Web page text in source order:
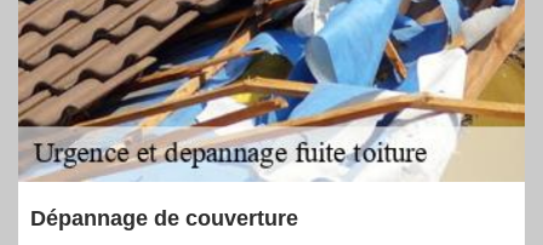
Dépannage de couverture